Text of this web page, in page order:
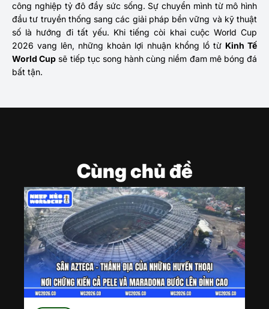
công nghiệp tỷ đô đầy sức sống. Sự chuyển mình từ mô hình
đầu tư truyền thống sang các giải pháp bền vững và kỹ thuật
số là hướng đi tất yếu. Khi tiếng còi khai cuộc World Cup
2026 vang lên, những khoản lợi nhuận khổng lồ từ Kinh Tế
World Cup sẽ tiếp tục song hành cùng niềm đam mê bóng đá
bất tận.
Cùng chủ đề